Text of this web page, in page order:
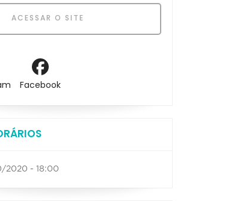
ACESSAR O SITE
Facebook
2020 - 18:00